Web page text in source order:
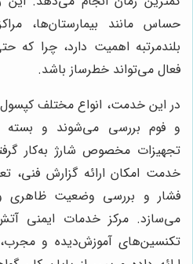
حساس مانند بیمارستان‌ها،
بلندمرتبه اهمیت دارد، چرا
فعال می‌تواند خطرساز باشد.
و فوم بررسی می‌شوند و بسته
تجهیزات مخصوص شارژ به‌کار
خدمت امکان ارائه گزارش فنی،
فشار و بررسی وضعیت ظاهری
می‌سازد. مرکز خدمات ایمنی آتش
تکنسین‌های آموزش‌دیده و